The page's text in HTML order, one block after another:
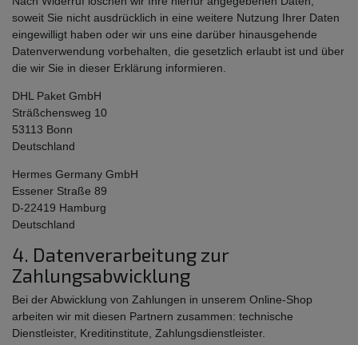
soweit Sie nicht ausdrücklich in eine weitere Nutzung Ihrer Daten
eingewilligt haben oder wir uns eine darüber hinausgehende
Datenverwendung vorbehalten, die gesetzlich erlaubt ist und über
die wir Sie in dieser Erklärung informieren.
DHL Paket GmbH
Sträßchensweg 10
53113 Bonn
Deutschland
Hermes Germany GmbH
Essener Straße 89
D-22419 Hamburg
Deutschland
4. Datenverarbeitung zur
Zahlungsabwicklung
Bei der Abwicklung von Zahlungen in unserem Online-Shop
arbeiten wir mit diesen Partnern zusammen: technische
Dienstleister, Kreditinstitute, Zahlungsdienstleister.